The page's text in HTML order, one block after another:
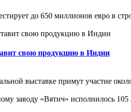
до 650 миллионов евро в
свою продукцию в Индии
выставке примут участие